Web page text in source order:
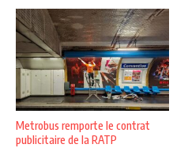
Metrobus remporte le contrat
publicitaire de la RATP